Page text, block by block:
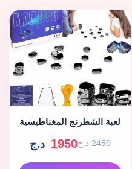
لعبة الشطرنج المغناطيسية
2450 د.ج 1950 د.ج